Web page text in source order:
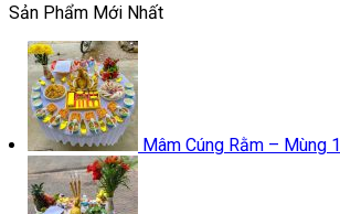
Sản Phẩm Mới Nhất
Mâm Cúng Rằm – Mùng 1